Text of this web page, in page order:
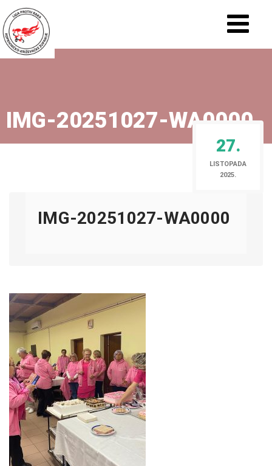
IMG-20251027-WA0000
27.
LISTOPADA
2025.
IMG-20251027-WA0000